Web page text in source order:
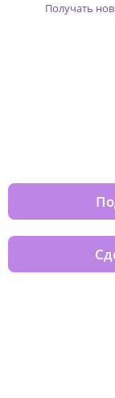
Получать